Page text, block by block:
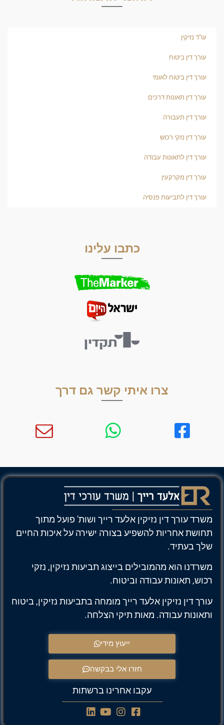
עו"ד נזיקין
עורך דין ביטוח
עורך דין ביטוח לאומי
עורך דין תאונות דרכים
עורך דין תעבורה
עורך דין נזקי רכוש
עורך דין לתאונות עבודה
עורך דין מקרקעין
עורך דין לתביעות פנסיה
כתבו עלינו
צרו איתי קשר גם דרך
משרד עורך דין נזיקין אלעד רייך ושות' פועל מתוך
תחושת אחריות להשפיע בצורה ישירה על איכות החיים
שלך בעתיד.
משרדנו הוא מהמובילים בייצוג תביעות נזיקין, נזקי
רכוש, תאונות עבודה וביטוח.
עורך דין נזיקין אלעד רייך מומחה בתביעות נזיקין, ביטוח
ותאונות עבודה. מאות תיקי הצלחה.
ייעוץ מידי
חזרו אלי בבקשה
עקבו אחרינו ברשתות